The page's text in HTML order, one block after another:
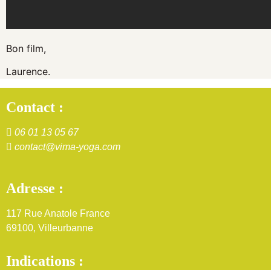
Bon film,
Laurence.
Contact :
06 01 13 05 67
contact@vima-yoga.com
Adresse :
117 Rue Anatole France
69100, Villeurbanne
Indications :